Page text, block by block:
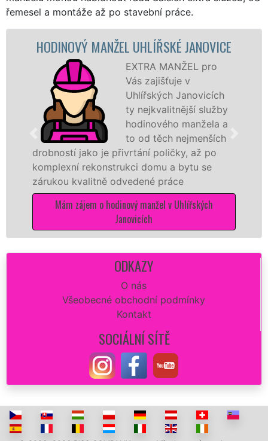
řemesel a montáže až po stavební práce.
HODINOVÝ MANŽEL UHLÍŘSKÉ JANOVICE
EXTRA MANŽEL pro
Vás zajišťuje v
Uhlířských Janovicích
ty nejkvalitnější služby
hodinového manžela a
to od těch nejmenších
drobností jako je přivrtání poličky, až po
komplexní rekonstrukci domu a bytu se
zárukou kvalitně odvedené práce
Mám zájem o hodinový manžel v Uhlířských
Janovicích
ODKAZY
O nás
Všeobecné obchodní podmínky
Kontakt
SOCIÁLNÍ SÍTĚ